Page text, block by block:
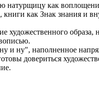
как
как Знак знания и
художественного
и ну", наполненное
довериться